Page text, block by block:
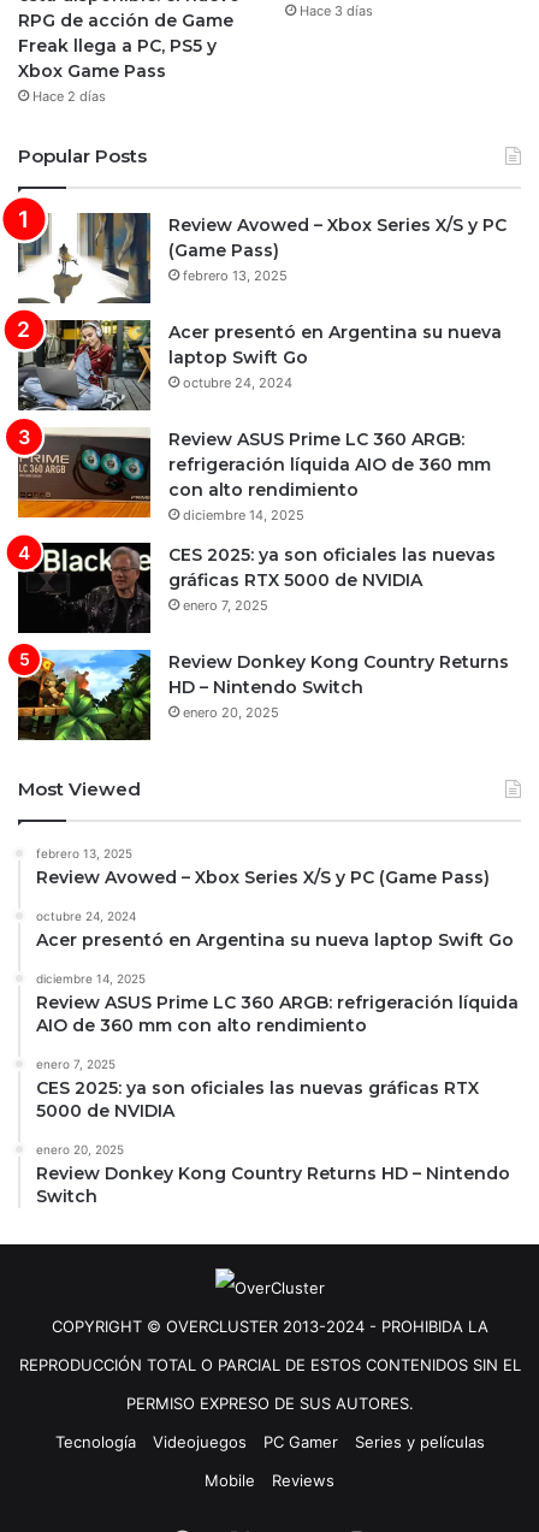
RPG de acción de Game
Freak llega a PC, PS5 y
Xbox Game Pass
Hace 2 días
Hace 3 días
Popular Posts
Review Avowed – Xbox Series X/S y PC
(Game Pass)
febrero 13, 2025
Acer presentó en Argentina su nueva
laptop Swift Go
octubre 24, 2024
Review ASUS Prime LC 360 ARGB:
refrigeración líquida AIO de 360 mm
con alto rendimiento
diciembre 14, 2025
CES 2025: ya son oficiales las nuevas
gráficas RTX 5000 de NVIDIA
enero 7, 2025
Review Donkey Kong Country Returns
HD – Nintendo Switch
enero 20, 2025
Most Viewed
febrero 13, 2025
Review Avowed – Xbox Series X/S y PC (Game Pass)
octubre 24, 2024
Acer presentó en Argentina su nueva laptop Swift Go
diciembre 14, 2025
Review ASUS Prime LC 360 ARGB: refrigeración líquida
AIO de 360 mm con alto rendimiento
enero 7, 2025
CES 2025: ya son oficiales las nuevas gráficas RTX
5000 de NVIDIA
enero 20, 2025
Review Donkey Kong Country Returns HD – Nintendo
Switch
COPYRIGHT © OVERCLUSTER 2013-2024 - PROHIBIDA LA
REPRODUCCIÓN TOTAL O PARCIAL DE ESTOS CONTENIDOS SIN EL
PERMISO EXPRESO DE SUS AUTORES.
Tecnología
Videojuegos PC Gamer
Series y películas
Mobile
Reviews